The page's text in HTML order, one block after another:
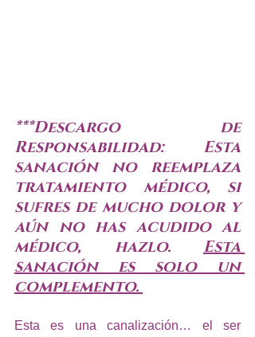
***Descargo de
Responsabilidad: Esta
sanación no reemplaza
tratamiento médico, si
sufres de mucho dolor y
aún no has acudido al
médico, hazlo. Esta
sanación es solo un
complemento.
Esta es una canalización… el ser